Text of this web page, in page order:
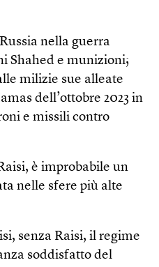
nella guerra
Shahed e munizioni;
milizie sue alleate
dell’ottobre 2023 in
e missili contro
è improbabile un
nelle sfere più alte
senza Raisi, il regime
soddisfatto del